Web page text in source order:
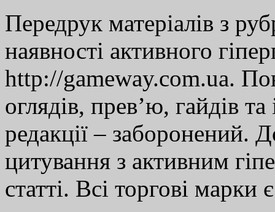
Передрук матеріалів з
наявності активного
http://gameway.com.ua.
оглядів, прев’ю, гайдів
редакції – заборонений.
цитування з активним
статті. Всі торгові марки